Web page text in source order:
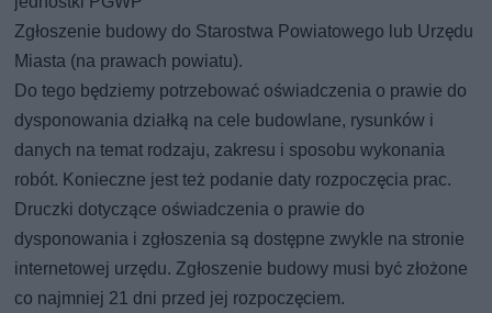
Zgłoszenie budowy do Starostwa Powiatowego lub Urzędu
Miasta (na prawach powiatu).
Do tego będziemy potrzebować oświadczenia o prawie do
dysponowania działką na cele budowlane, rysunków i
danych na temat rodzaju, zakresu i sposobu wykonania
robót. Konieczne jest też podanie daty rozpoczęcia prac.
Druczki dotyczące oświadczenia o prawie do
dysponowania i zgłoszenia są dostępne zwykle na stronie
internetowej urzędu. Zgłoszenie budowy musi być złożone
co najmniej 21 dni przed jej rozpoczęciem.